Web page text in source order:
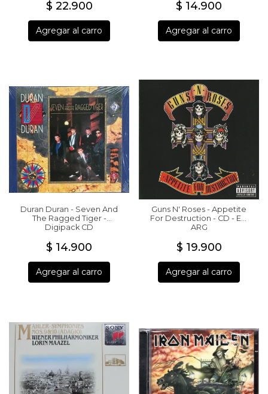
$ 22.900
Agregar al carro
$ 14.900
Agregar al carro
Duran Duran - Seven And
The Ragged Tiger -
Digipack CD
$ 14.900
Agregar al carro
Guns N' Roses - Appetite
For Destruction - CD - ED
ARG
$ 19.900
Agregar al carro